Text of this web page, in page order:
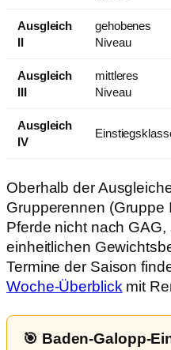
Ausgleich
II
gehobenes
Niveau
Ausgleich
III
mittleres
Niveau
Ausgleich
IV
Oberhalb der
Grupperennen (Gruppe
Pferde nicht nach
einheitlichen
Termine der Saison
Woche-Überblick mit
🎯 Baden-Galopp-